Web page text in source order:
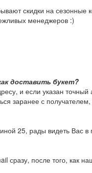
скидки на
менеджеров :)
доставить букет?
и если указан
заранее с
25, рады видеть Вас в
после того, как